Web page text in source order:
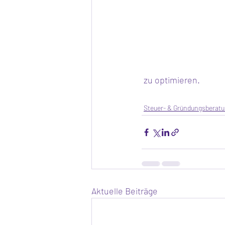
zu optimieren.
Steuer- &
Aktuelle Beiträge